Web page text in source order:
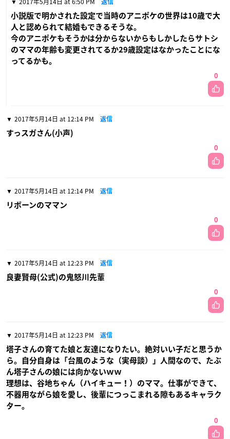
返信
小説版で明かされた設定で当時のアニポケの世界は10歳で大
人と認められて結婚もできるそうな。
今のアニポケもそうかは分からないからもしかしたらサトシ
のママの年齢も変更されてるか29歳設定はなかったことにな
ってるかも。
0
2017年5月14日 at 12:14 PM 返信
すっスガさん(小声)
0
2017年5月14日 at 12:14 PM 返信
リボーンのママン
0
2017年5月14日 at 12:23 PM 返信
良妻賢母(公式)の鬼怒川先輩
0
2017年5月14日 at 12:23 PM 返信
塔子さんの育てた娘と友達になりたい。絶対いい子だと思うか
ら。自分自身は「台風のような（実母談）」人間なので、たぶ
ん塔子さんの娘には向かないｗｗ
理想は、谷地ちゃん（ハイキュー！）のママ。仕事ができて、
不器用ながら娘を愛し、後輩につっこまれる隙もあるキャラク
ター。
0